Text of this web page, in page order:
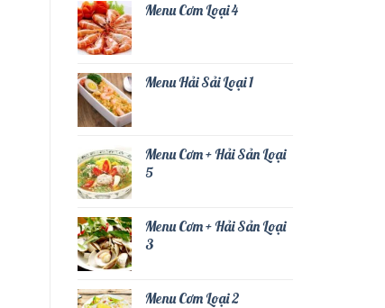
Menu Cơm Loại 4
Menu Hải Sải Loại 1
Menu Cơm + Hải Sản Loại
5
Menu Cơm + Hải Sản Loại
3
Menu Cơm Loại 2